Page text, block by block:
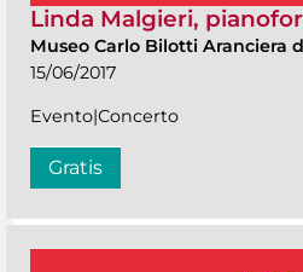
Linda Malgieri,
Museo Carlo Bilotti Aranciera
15/06/2017
Evento|Concerto
Gratis